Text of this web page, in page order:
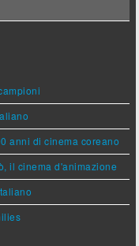
anni di cinema coreano
il cinema d'animazione